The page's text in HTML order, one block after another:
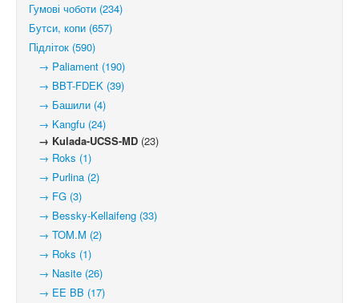
Гумові чоботи (234)
Бутси, копи (657)
Підліток (590)
→ Paliament (190)
→ BBT-FDEK (39)
→ Башили (4)
→ Kangfu (24)
→ Kulada-UCSS-MD (23)
→ Roks (1)
→ Purlina (2)
→ FG (3)
→ Bessky-Kellaifeng (33)
→ TOM.M (2)
→ Roks (1)
→ Nasite (26)
→ EE BB (17)